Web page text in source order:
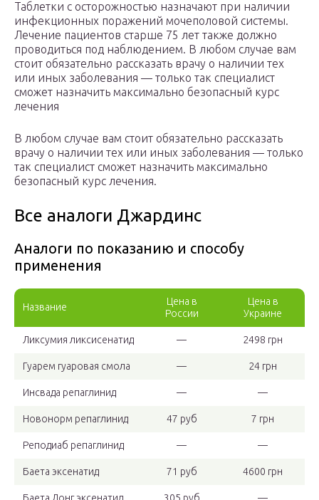
Таблетки с осторожностью назначают при наличии
инфекционных поражений мочеполовой системы.
Лечение пациентов старше 75 лет также должно
проводиться под наблюдением. В любом случае вам
стоит обязательно рассказать врачу о наличии тех
или иных заболевания — только так специалист
сможет назначить максимально безопасный курс
лечения
В любом случае вам стоит обязательно рассказать
врачу о наличии тех или иных заболевания — только
так специалист сможет назначить максимально
безопасный курс лечения.
Все аналоги Джардинс
Аналоги по показанию и способу
применения
Название
Цена в
России
Цена в
Украине
Ликсумия ликсисенатид — 2498 грн
Гуарем гуаровая смола — 24 грн
Инсвада репаглинид — —
Новонорм репаглинид 47 руб 7 грн
Реподиаб репаглинид — —
Баета эксенатид 71 руб 4600 грн